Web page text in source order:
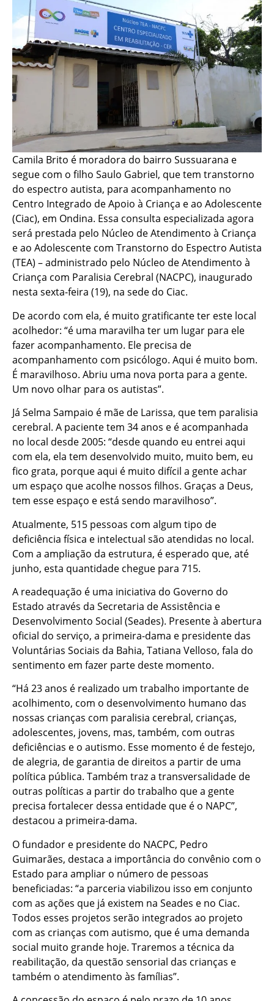
Camila Brito é moradora do bairro Sussuarana e
segue com o filho Saulo Gabriel, que tem transtorno
do espectro autista, para acompanhamento no
Centro Integrado de Apoio à Criança e ao Adolescente
(Ciac), em Ondina. Essa consulta especializada agora
será prestada pelo Núcleo de Atendimento à Criança
e ao Adolescente com Transtorno do Espectro Autista
(TEA) – administrado pelo Núcleo de Atendimento à
Criança com Paralisia Cerebral (NACPC), inaugurado
nesta sexta-feira (19), na sede do Ciac.
De acordo com ela, é muito gratificante ter este local
acolhedor: “é uma maravilha ter um lugar para ele
fazer acompanhamento. Ele precisa de
acompanhamento com psicólogo. Aqui é muito bom.
É maravilhoso. Abriu uma nova porta para a gente.
Um novo olhar para os autistas”.
Já Selma Sampaio é mãe de Larissa, que tem paralisia
cerebral. A paciente tem 34 anos e é acompanhada
no local desde 2005: “desde quando eu entrei aqui
com ela, ela tem desenvolvido muito, muito bem, eu
fico grata, porque aqui é muito difícil a gente achar
um espaço que acolhe nossos filhos. Graças a Deus,
tem esse espaço e está sendo maravilhoso”.
Atualmente, 515 pessoas com algum tipo de
deficiência física e intelectual são atendidas no local.
Com a ampliação da estrutura, é esperado que, até
junho, esta quantidade chegue para 715.
A readequação é uma iniciativa do Governo do
Estado através da Secretaria de Assistência e
Desenvolvimento Social (Seades). Presente à abertura
oficial do serviço, a primeira-dama e presidente das
Voluntárias Sociais da Bahia, Tatiana Velloso, fala do
sentimento em fazer parte deste momento.
“Há 23 anos é realizado um trabalho importante de
acolhimento, com o desenvolvimento humano das
nossas crianças com paralisia cerebral, crianças,
adolescentes, jovens, mas, também, com outras
deficiências e o autismo. Esse momento é de festejo,
de alegria, de garantia de direitos a partir de uma
política pública. Também traz a transversalidade de
outras políticas a partir do trabalho que a gente
precisa fortalecer dessa entidade que é o NAPC”,
destacou a primeira-dama.
O fundador e presidente do NACPC, Pedro
Guimarães, destaca a importância do convênio com o
Estado para ampliar o número de pessoas
beneficiadas: “a parceria viabilizou isso em conjunto
com as ações que já existem na Seades e no Ciac.
Todos esses projetos serão integrados ao projeto
com as crianças com autismo, que é uma demanda
social muito grande hoje. Traremos a técnica da
reabilitação, da questão sensorial das crianças e
também o atendimento às famílias”.